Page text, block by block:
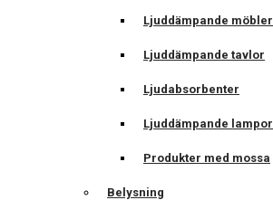
Ljuddämpande möbler
Ljuddämpande tavlor
Ljudabsorbenter
Ljuddämpande lampor
Produkter med mossa
Belysning